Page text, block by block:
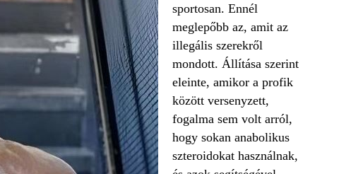
sportosan. Ennél
meglepőbb az, amit az
illegális szerekről
mondott. Állítása szerint
eleinte, amikor a profik
között versenyzett,
fogalma sem volt arról,
hogy sokan anabolikus
szteroidokat használnak,